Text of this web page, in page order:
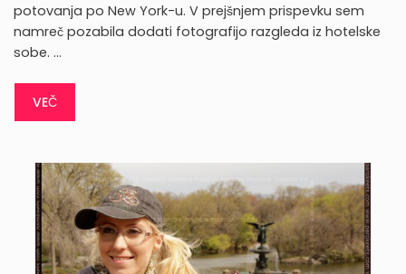
potovanja po New York-u. V prejšnjem prispevku sem
namreč pozabila dodati fotografijo razgleda iz hotelske
sobe. …
VEČ